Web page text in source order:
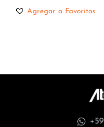
Agregar a Favoritos